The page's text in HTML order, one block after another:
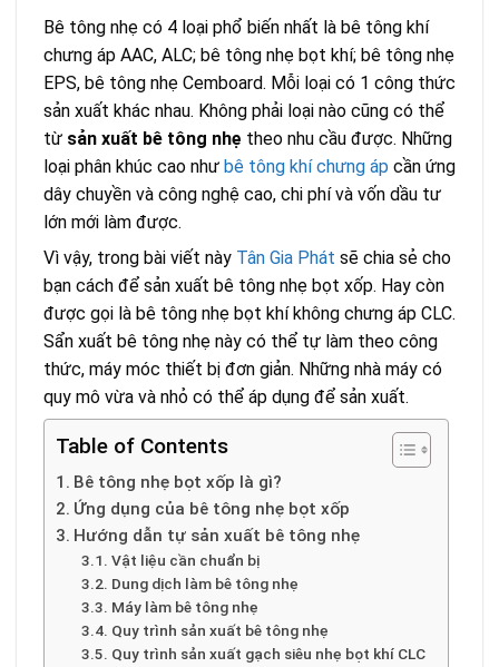
Bê tông nhẹ có 4 loại phổ biến nhất là bê tông khí
chưng áp AAC, ALC; bê tông nhẹ bọt khí; bê tông nhẹ
EPS, bê tông nhẹ Cemboard. Mỗi loại có 1 công thức
sản xuất khác nhau. Không phải loại nào cũng có thể
từ sản xuất bê tông nhẹ theo nhu cầu được. Những
loại phân khúc cao như bê tông khí chưng áp cần ứng
dây chuyền và công nghệ cao, chi phí và vốn dầu tư
lớn mới làm được.
Vì vậy, trong bài viết này Tân Gia Phát sẽ chia sẻ cho
bạn cách để sản xuất bê tông nhẹ bọt xốp. Hay còn
được gọi là bê tông nhẹ bọt khí không chưng áp CLC.
Sẩn xuất bê tông nhẹ này có thể tự làm theo công
thức, máy móc thiết bị đơn giản. Những nhà máy có
quy mô vừa và nhỏ có thể áp dụng để sản xuất.
Table of Contents
Bê tông nhẹ bọt xốp là gì?
Ứng dụng của bê tông nhẹ bọt xốp
Hướng dẫn tự sản xuất bê tông nhẹ
Vật liệu cần chuẩn bị
Dung dịch làm bê tông nhẹ
Máy làm bê tông nhẹ
Quy trình sản xuất bê tông nhẹ
Quy trình sản xuất gạch siêu nhẹ bọt khí CLC